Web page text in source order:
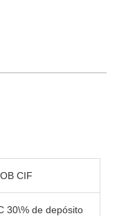
CIF
30\% de depósito